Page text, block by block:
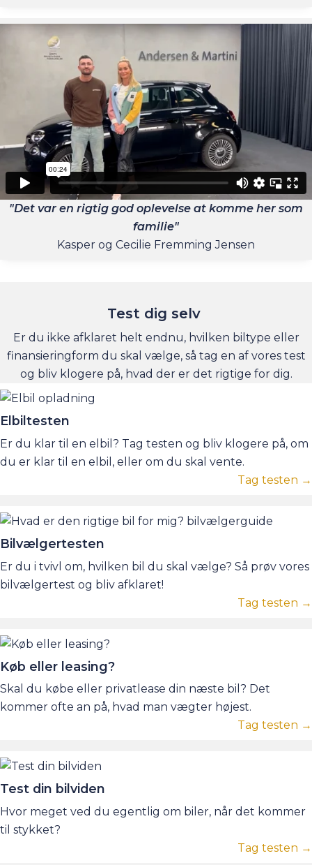
"Det var en rigtig god oplevelse at komme her som
familie"
Kasper og Cecilie Fremming Jensen
Test dig selv
Er du ikke afklaret helt endnu, hvilken biltype eller
finansieringform du skal vælge, så tag en af vores test
og bliv klogere på, hvad der er det rigtige for dig.
Elbiltesten
Er du klar til en elbil? Tag testen og bliv klogere på, om
du er klar til en elbil, eller om du skal vente.
Tag testen →
Bilvælgertesten
Er du i tvivl om, hvilken bil du skal vælge? Så prøv vores
bilvælgertest og bliv afklaret!
Tag testen →
Køb eller leasing?
Skal du købe eller privatlease din næste bil? Det
kommer ofte an på, hvad man vægter højest.
Tag testen →
Test din bilviden
Hvor meget ved du egentlig om biler, når det kommer
til stykket?
Tag testen →